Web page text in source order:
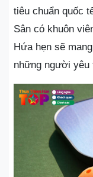
tiêu chuẩn quốc
Sân có khuôn
Hứa hẹn sẽ
những người yêu